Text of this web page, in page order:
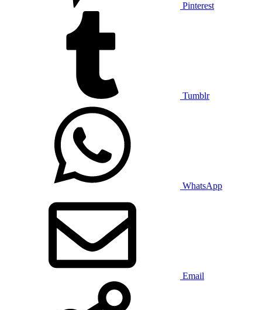
Pinterest
Tumblr
WhatsApp
Email